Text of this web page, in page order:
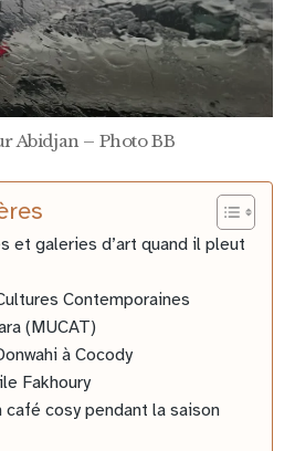
Abidjan – Photo BB
et galeries d’art quand il pleut
Contemporaines
(MUCAT)
à Cocody
Fakhoury
café cosy pendant la saison